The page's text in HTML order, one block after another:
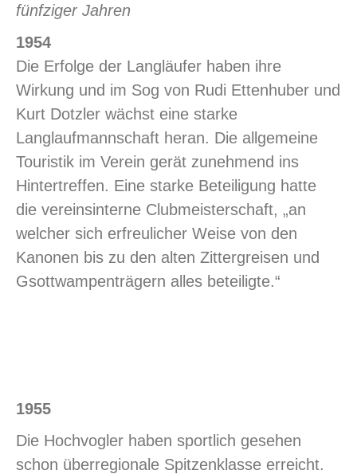
fünfziger Jahren
1954
Die Erfolge der Langläufer haben ihre
Wirkung und im Sog von Rudi Ettenhuber und
Kurt Dotzler wächst eine starke
Langlaufmannschaft heran. Die allgemeine
Touristik im Verein gerät zunehmend ins
Hintertreffen. Eine starke Beteiligung hatte
die vereinsinterne Clubmeisterschaft, „an
welcher sich erfreulicher Weise von den
Kanonen bis zu den alten Zittergreisen und
Gsottwampenträgern alles beteiligte.“
1955
Die Hochvogler haben sportlich gesehen
schon überregionale Spitzenklasse erreicht.